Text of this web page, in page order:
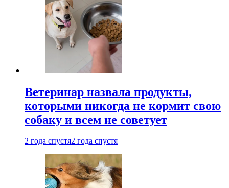
Ветеринар назвала продукты,
которыми никогда не кормит свою
собаку и всем не советует
2 года спустя2 года спустя